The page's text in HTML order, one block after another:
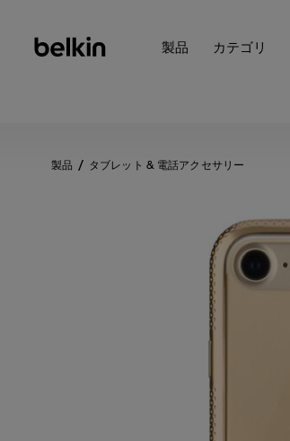
製品 カテゴリ
製品 タブレット & 電話アクセサリー